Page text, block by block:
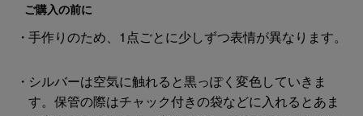
ご購入の前に
手作りのため、1点ごとに少しずつ表情が異なります。
シルバーは空気に触れると黒っぽく変色していきま
す。保管の際はチャック付きの袋などに入れるとあま